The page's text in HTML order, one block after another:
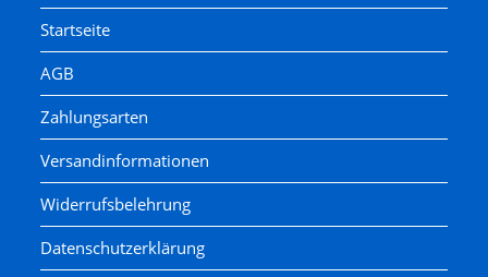
Startseite
AGB
Zahlungsarten
Versandinformationen
Widerrufsbelehrung
Datenschutzerklärung